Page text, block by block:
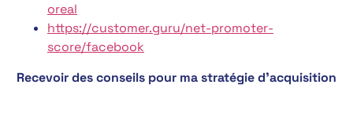
oreal
https://customer.guru/net-promoter-
score/facebook
Recevoir des conseils pour ma stratégie d’acquisition